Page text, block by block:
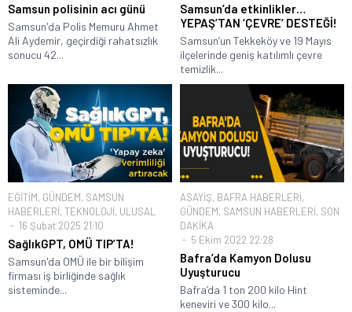
Samsun polisinin acı günü
Samsun'da Polis Memuru Ahmet
Ali Aydemir, geçirdiği rahatsızlık
sonucu 42...
Samsun’da etkinlikler…
YEPAŞ’TAN ‘ÇEVRE’ DESTEĞİ!
Samsun’un Tekkeköy ve 19 Mayıs
ilçelerinde geniş katılımlı çevre
temizlik...
EĞİTİM, GÜNDEM, SAMSUN
HABERLERİ, TEKNOLOJİ, ULUSAL
16 Şubat 2025 21:10
SağlıkGPT, OMÜ TIP’TA!
Samsun'da OMÜ ile bir bilişim
firması iş birliğinde sağlık
sisteminde...
ASAYİŞ, BAFRA HABERLERİ,
GÜNDEM, SAMSUN HABERLERİ, SON
DAKİKA
5 Ekim 2022 22:28
Bafra’da Kamyon Dolusu
Uyuşturucu
Bafra’da 1 ton 200 kilo Hint
keneviri ve 300 kilo...